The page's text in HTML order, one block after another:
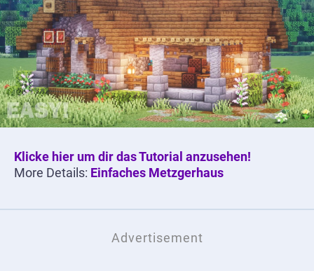
Klicke hier um dir das Tutorial anzusehen!
More Details: Einfaches Metzgerhaus